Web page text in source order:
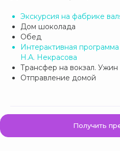
Экскурсия на фабрике
Дом шоколада
Обед
Интерактивная
Н.А. Некрасова
Трансфер на вокзал. Ужин
Отправление домой
Получить